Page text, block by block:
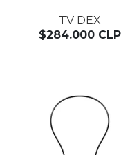
TV DEX
$284.000 CLP